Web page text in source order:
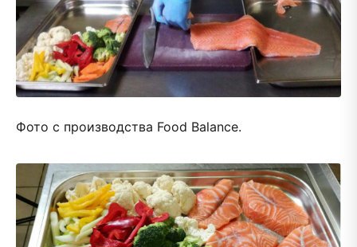
Фото с производства Food Balance.